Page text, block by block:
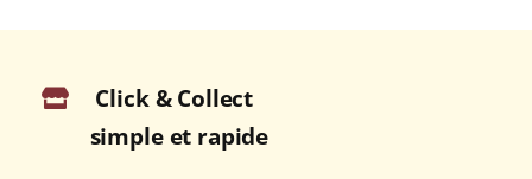
WHISKY
/
Campbeltown)
70cl
Click & Collect
simple et rapide